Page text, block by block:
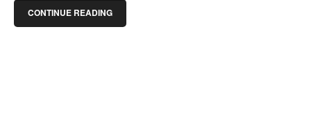
CONTINUE READING